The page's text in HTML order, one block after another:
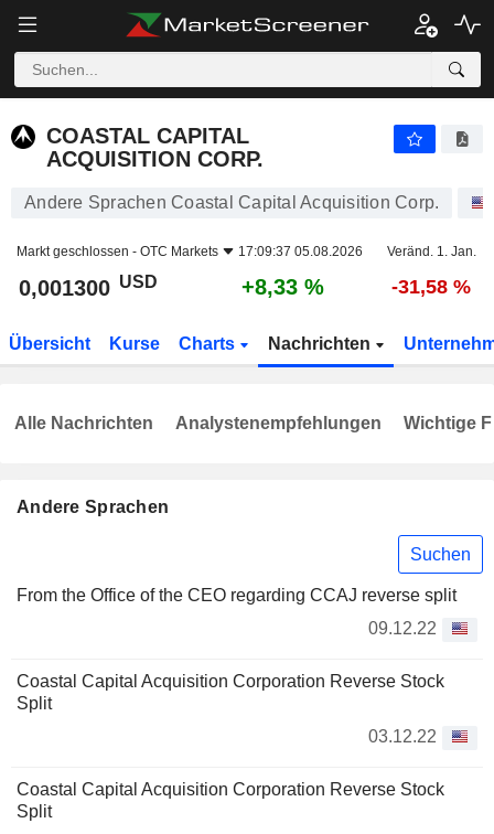
COASTAL CAPITAL
ACQUISITION CORP.
Andere Sprachen Coastal Capital Acquisition Corp.
Markt geschlossen - OTC Markets 17:09:37 05.08.2026 Veränd. 1. Jan.
0,001300 USD +8,33 % -31,58 %
Übersicht Kurse Charts Nachrichten
Andere Sprachen
Suchen
From the Office of the CEO regarding CCAJ reverse split
09.12.22
Coastal Capital Acquisition Corporation Reverse Stock
Split
03.12.22
Coastal Capital Acquisition Corporation Reverse Stock
Split
Alle Nachrichten Analystenempfehlungen Wichtige